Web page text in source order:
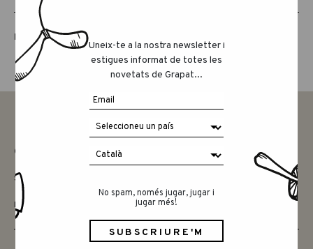
LUCKY LUCKY CUARTA EDICIÓ
Uneix-te a la nostra newsletter i
estigues informat de totes les
novetats de Grapat...
No spam, només jugar, jugar i
jugar més!
CONTACTAR
SAY HELLO
INSTAGRAM